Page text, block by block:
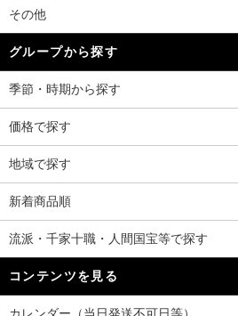
その他
グループから探す
季節・時期から探す
価格で探す
地域で探す
新着商品順
流派・千家十職・人間国宝等で探す
コンテンツを見る